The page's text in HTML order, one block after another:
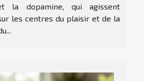
la dopamine, qui agissent
les centres du plaisir et de la